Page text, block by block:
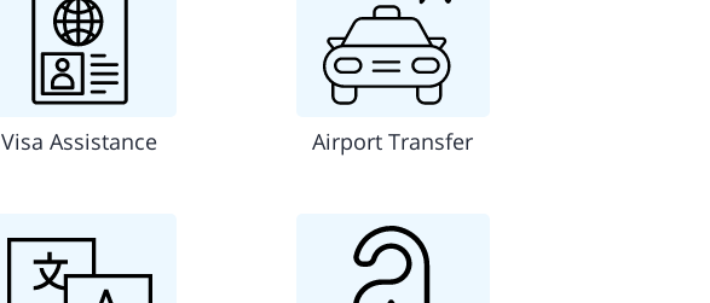
Visa Assistance Airport Transfer